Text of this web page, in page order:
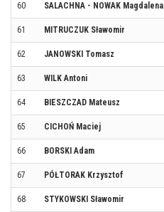
60 SALACHNA - NOWAK Magdalena
61 MITRUCZUK Sławomir
62 JANOWSKI Tomasz
63 WILK Antoni
64 BIESZCZAD Mateusz
65 CICHOŃ Maciej
66 BORSKI Adam
67 PÓŁTORAK Krzysztof
68 STYKOWSKI Sławomir